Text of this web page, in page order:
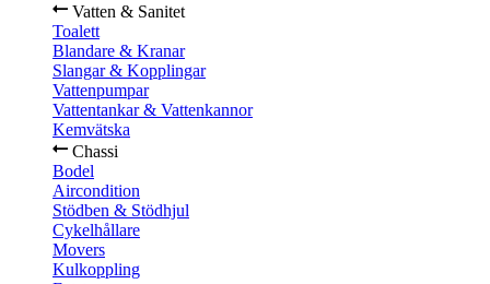
Vatten & Sanitet
Toalett
Blandare & Kranar
Slangar & Kopplingar
Vattenpumpar
Vattentankar & Vattenkannor
Kemvätska
Chassi
Bodel
Aircondition
Stödben & Stödhjul
Cykelhållare
Movers
Kulkoppling